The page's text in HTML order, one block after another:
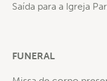
Saída para a Igreja
FUNERAL